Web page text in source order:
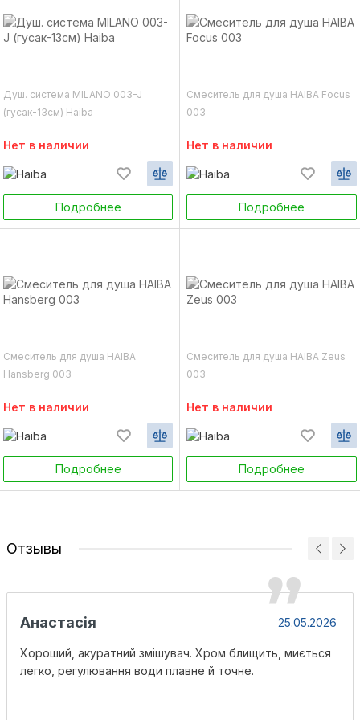
Душ. система MILANO 003-J
(гусак-13см) Haiba
Нет в наличии
Подробнее
Смеситель для душа HAIBA Focus
003
Нет в наличии
Подробнее
Смеситель для душа HAIBA
Hansberg 003
Нет в наличии
Подробнее
Смеситель для душа HAIBA Zeus
003
Нет в наличии
Подробнее
Отзывы
Анастасія 25.05.2026
Хороший, акуратний змішувач. Хром блищить, миється
легко, регулювання води плавне й точне.